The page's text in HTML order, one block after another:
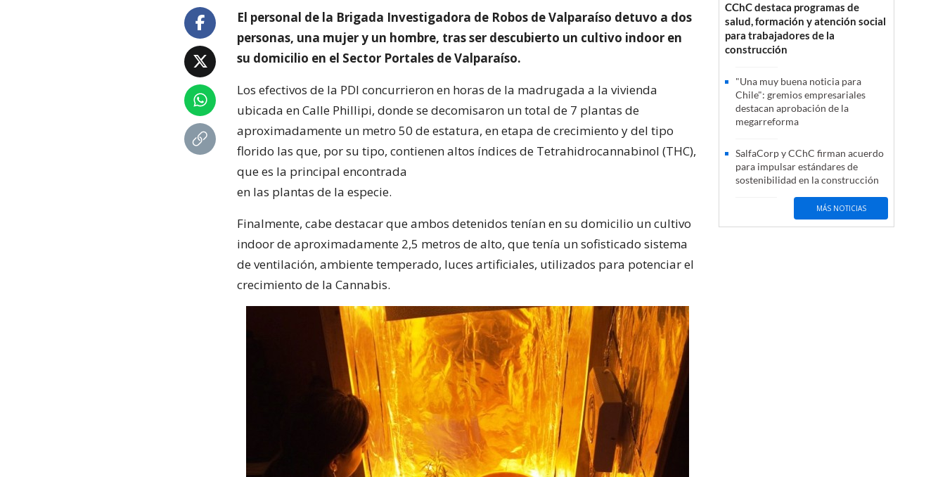
El personal de la Brigada Investigadora de Robos de Valparaíso detuvo a dos
personas, una mujer y un hombre, tras ser descubierto un cultivo indoor en
su domicilio en el Sector Portales de Valparaíso.
Los efectivos de la PDI concurrieron en horas de la madrugada a la vivienda
ubicada en Calle Phillipi, donde se decomisaron un total de 7 plantas de
aproximadamente un metro 50 de estatura, en etapa de crecimiento y del tipo
florido las que, por su tipo, contienen altos índices de Tetrahidrocannabinol (THC),
que es la principal encontrada
en las plantas de la especie.
Finalmente, cabe destacar que ambos detenidos tenían en su domicilio un cultivo
indoor de aproximadamente 2,5 metros de alto, que tenía un sofisticado sistema
de ventilación, ambiente temperado, luces artificiales, utilizados para potenciar el
crecimiento de la Cannabis.
CChC destaca programas de
salud, formación y atención social
para trabajadores de la
construcción
"Una muy buena noticia para
Chile": gremios empresariales
destacan aprobación de la
megarreforma
SalfaCorp y CChC firman acuerdo
para impulsar estándares de
sostenibilidad en la construcción
MÁS NOTICIAS